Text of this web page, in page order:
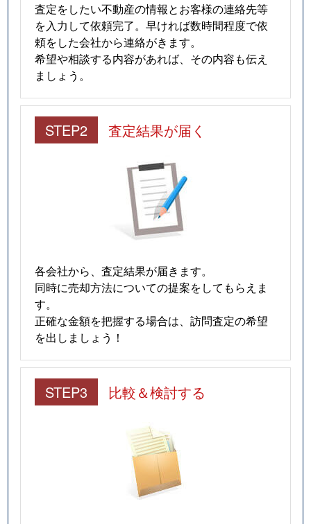
査定をしたい不動産の情報とお客様の連絡先等
を入力して依頼完了。早ければ数時間程度で依
頼をした会社から連絡がきます。
希望や相談する内容があれば、その内容も伝え
ましょう。
STEP2 査定結果が届く
各会社から、査定結果が届きます。
同時に売却方法についての提案をしてもらえま
す。
正確な金額を把握する場合は、訪問査定の希望
を出しましょう！
STEP3 比較＆検討する